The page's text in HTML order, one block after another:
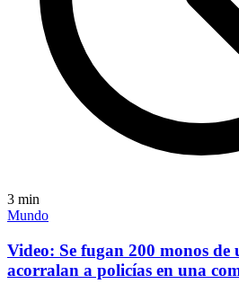
3 min
Mundo
Video: Se fugan 200 monos de
acorralan a policías en una